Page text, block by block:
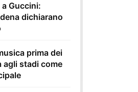
Guccini:
dichiarano
prima dei
agli stadi come